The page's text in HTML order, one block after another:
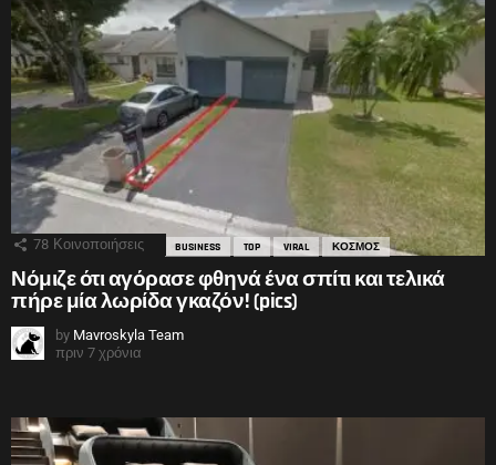
78 Κοινοποιήσεις BUSINESS TOP VIRAL ΚΟΣΜΟΣ
Νόμιζε ότι αγόρασε φθηνά ένα σπίτι και τελικά
πήρε μία λωρίδα γκαζόν! (pics)
by Mavroskyla Team
πριν 7 χρόνια